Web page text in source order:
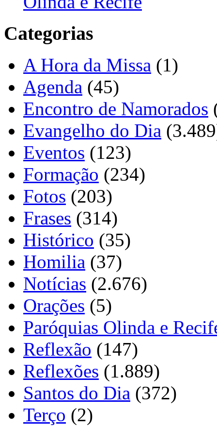
Categorias
A Hora da Missa (1)
Agenda (45)
Encontro de Namorados
Evangelho do Dia
Eventos (123)
Formação (234)
Fotos (203)
Frases (314)
Histórico (35)
Homilia (37)
Notícias (2.676)
Orações (5)
Paróquias Olinda e
Reflexão (147)
Reflexões (1.889)
Santos do Dia (372)
Terço (2)